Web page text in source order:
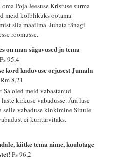
Poja Jeesuse Kristuse surma
meid kõlblikuks ootama
siia maailma. Juhata tänagi
rõõmusse.
on maa sügavused ja tema
Ps 95,4
kord kaduvuse orjusest Jumala
Rm 8,21
Sa oled meid vabastanud
kirkuse vabadusse. Ära lase
vabaduse kinkimine Sinule
ei kuritarvitaks.
kiitke tema nime, kuulutage
Ps 96,2